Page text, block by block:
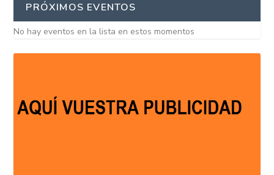
PRÓXIMOS EVENTOS
No hay eventos en la lista en estos momentos